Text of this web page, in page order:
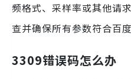
频格式、采样率或其他请
查并确保所有参数符合百
3309错误码怎么办